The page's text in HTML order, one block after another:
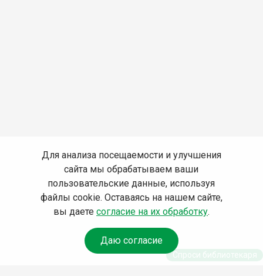
Для анализа посещаемости и улучшения
сайта мы обрабатываем ваши
пользовательские данные, используя
файлы cookie. Оставаясь на нашем сайте,
вы даете согласие на их обработку.
Даю согласие
Спроси библиотекаря